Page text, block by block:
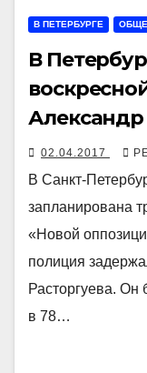
В ПЕТЕРБУРГЕ
В
Александр
02.04.2017
В Санкт-
запланирована
«Новой
полиция
Расторгуева.
в 78…